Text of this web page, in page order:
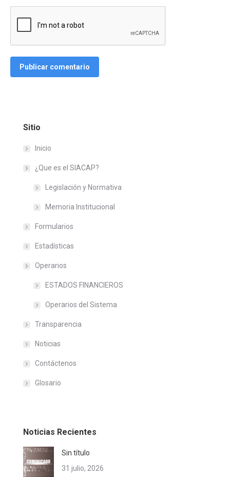
Publicar comentario
Sitio
Inicio
¿Que es el SIACAP?
Legislación y Normativa
Memoria Institucional
Formularios
Estadísticas
Operarios
ESTADOS FINANCIEROS
Operarios del Sistema
Transparencia
Noticias
Contáctenos
Glosario
Noticias Recientes
Sin título
31 julio, 2026